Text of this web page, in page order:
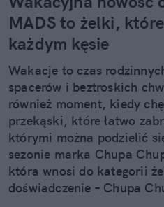
MADS to żelki,
każdym kęsie
Wakacje to czas
spacerów i beztroskich
również moment, kiedy
przekąski, które łatwo
którymi można podzielić
sezonie marka Chupa
która wnosi do kategorii
doświadczenie – Chupa